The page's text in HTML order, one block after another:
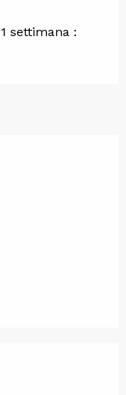
settimana :